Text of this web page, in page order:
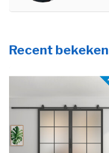
Recent bekeken